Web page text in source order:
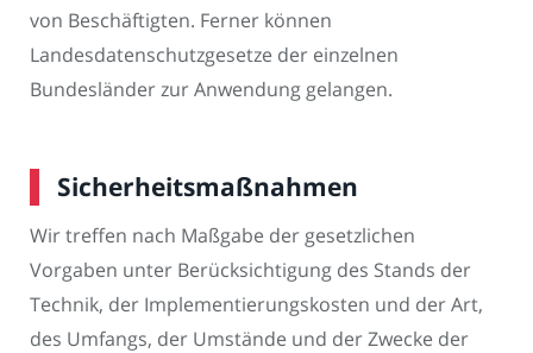
von Beschäftigten. Ferner können
Landesdatenschutzgesetze der einzelnen
Bundesländer zur Anwendung gelangen.
Sicherheitsmaßnahmen
Wir treffen nach Maßgabe der gesetzlichen
Vorgaben unter Berücksichtigung des Stands der
Technik, der Implementierungskosten und der Art,
des Umfangs, der Umstände und der Zwecke der